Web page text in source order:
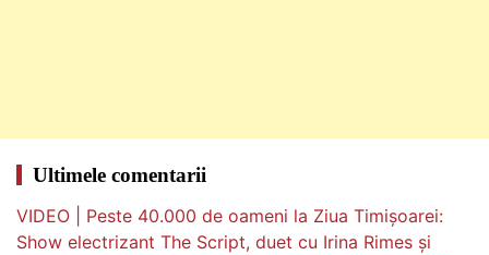
Ultimele comentarii
VIDEO | Peste 40.000 de oameni la Ziua Timișoarei:
Show electrizant The Script, duet cu Irina Rimes și